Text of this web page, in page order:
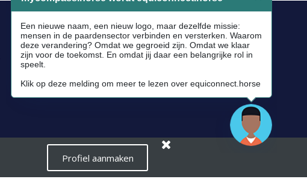
Socials
Facebook
Newsletter